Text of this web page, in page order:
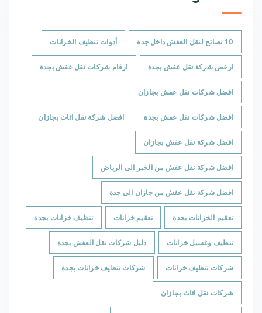
10 نصائح لنقل العفش داخل جدة أدوات تنظيف الخزانات
ارخص شركة نقل عفش بجدة ارقام شركات نقل عفش بجدة
افضل شركات نقل عفش بجازان
افضل شركات نقل عفش بجدة افضل شركة نقل اثاث بجازان
افضل شركة نقل عفش بجازان
افضل شركة نقل عفش من الخبر الى الرياض
افضل شركة نقل عفش من جازان الى جدة
تعقيم الخزانات بجدة تعقيم خزانات تنظيف خزانات بجدة
تنظيف وغسيل خزانات دليل شركات نقل العفش بجدة
شركات تنظيف خزانات شركات تنظيف خزانات بجدة
شركات نقل اثاث بجازان